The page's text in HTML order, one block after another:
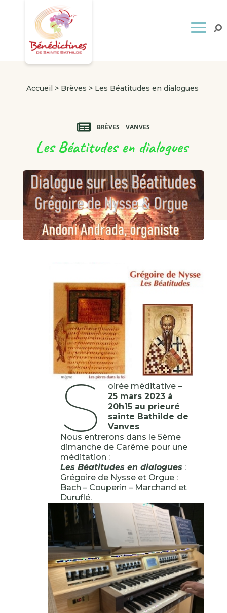
Accueil > Brèves > Les Béatitudes en dialogues
BRÈVES VANVES
Les Béatitudes en dialogues
S
oirée méditative –
25 mars 2023 à
20h15 au prieuré
sainte Bathilde de
Vanves
Nous entrerons dans le 5ème
dimanche de Carême pour une
méditation :
Les Béatitudes en dialogues :
Grégoire de Nysse et Orgue :
Bach – Couperin – Marchand et
Duruflé.